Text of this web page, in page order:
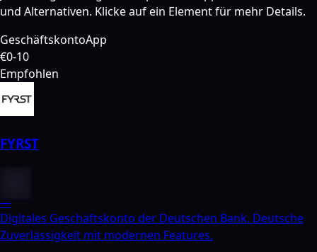
und Alternativen. Klicke auf ein Element für mehr Details.
GeschäftskontoApp
€0-10
Empfohlen
FYRST
—
Digitales Geschäftskonto der Deutschen Bank. Deutsche
Zuverlässigkeit mit modernen Features.